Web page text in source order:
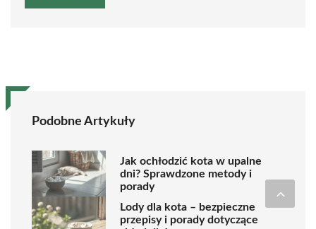
Podobne Artykuły
Jak ochłodzić kota w upalne
dni? Sprawdzone metody i
porady
Lody dla kota – bezpieczne
przepisy i porady dotyczące